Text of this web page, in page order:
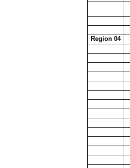
Region 04